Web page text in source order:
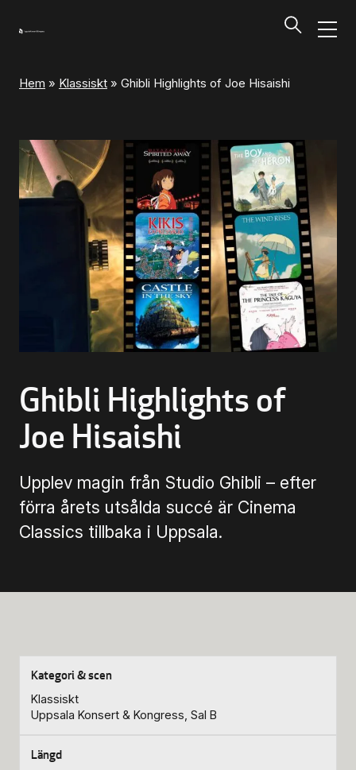
Program och biljetter
Program och biljetter
Kalendarium
Aktuella biljettsläpp
Presentkort på UKK
Att köpa biljett
Hem » Klassiskt » Ghibli Highlights of Joe Hisaishi
Ghibli Highlights of
Joe Hisaishi
Upplev magin från Studio Ghibli – efter
förra årets utsålda succé är Cinema
Classics tillbaka i Uppsala.
Klassiskt
Uppsala Konsert & Kongress, Sal B